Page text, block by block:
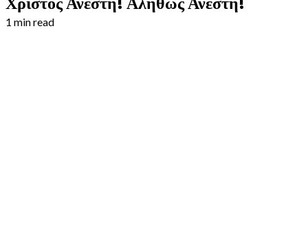
1 min read